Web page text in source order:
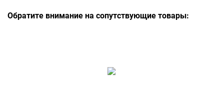
Обратите внимание на сопутствующие товары: